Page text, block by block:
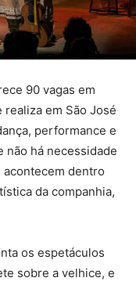
90 vagas em
em São José
performance e
não há necessidade
dentro
da companhia,
os espetáculos
sobre a velhice, e